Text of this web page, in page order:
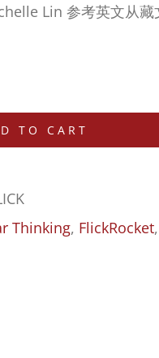
Lin 参考英文从藏
TO CART
Thinking, FlickRocket,